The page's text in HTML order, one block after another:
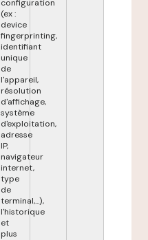
configuration
(ex :
device
fingerprinting,
identifiant
unique
de
l'appareil,
résolution
d'affichage,
système
d'exploitation,
adresse
IP,
navigateur
internet,
type
de
terminal,...),
l'historique
et
plus